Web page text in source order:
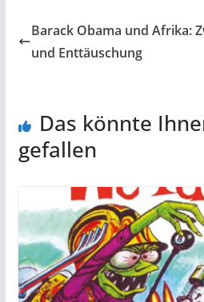
Barack Obama und Afrika:
und Enttäuschung
Das könnte
gefallen